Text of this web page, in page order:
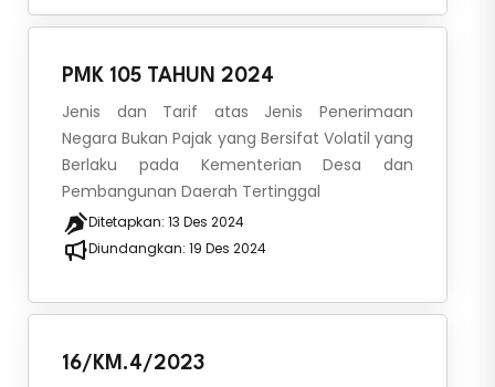
PMK 105 TAHUN 2024
Jenis dan Tarif atas Jenis Penerimaan
Negara Bukan Pajak yang Bersifat Volatil yang
Berlaku pada Kementerian Desa dan
Pembangunan Daerah Tertinggal
Ditetapkan: 13 Des 2024
Diundangkan: 19 Des 2024
16/KM.4/2023